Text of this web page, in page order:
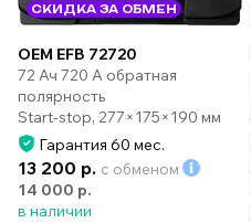
СКИДКА ЗА ОБМЕН
OEM EFB 72720
72 Ач 720 А обратная
полярность
Start-stop, 277×175×190 мм
Гарантия 60 мес.
13 200 р. с обменом
14 000 р.
в наличии